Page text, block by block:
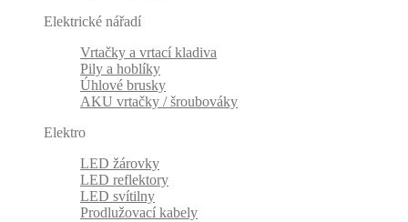
Elektrické nářadí
Vrtačky a vrtací kladiva
Pily a hoblíky
Úhlové brusky
AKU vrtačky / šroubováky
Elektro
LED žárovky
LED reflektory
LED svítilny
Prodlužovací kabely